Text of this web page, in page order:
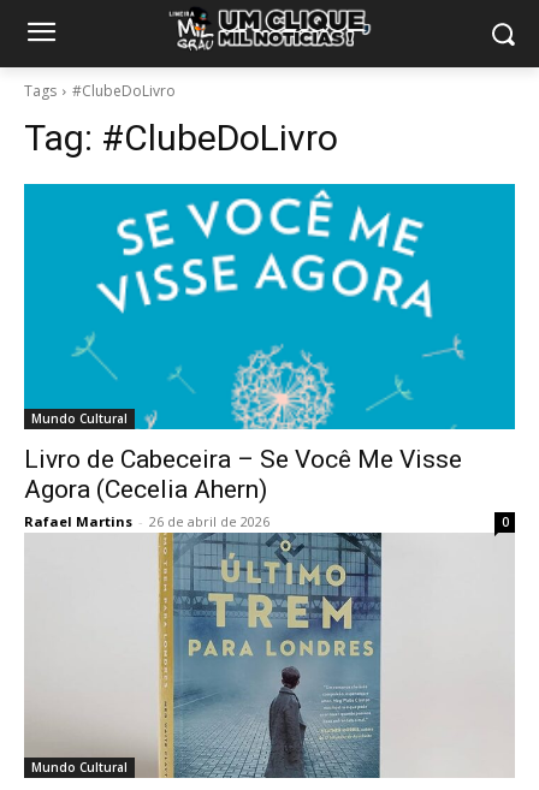
Tags #ClubeDoLivro
Tag: #ClubeDoLivro
Mundo Cultural
Livro de Cabeceira – Se Você Me Visse
Agora (Cecelia Ahern)
Rafael Martins - 26 de abril de 2026 0
Mundo Cultural